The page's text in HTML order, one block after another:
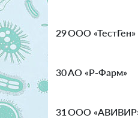
29ООО «ТестГен»
30АО «Р-Фарм»
31 ООО